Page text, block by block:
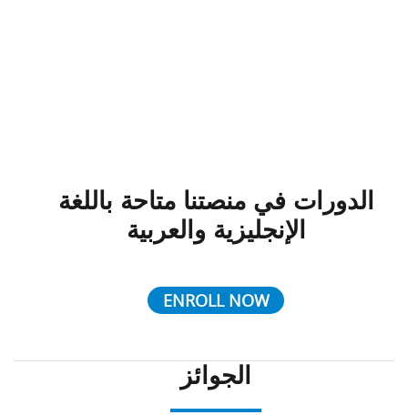
الدورات في منصتنا متاحة باللغة
الإنجليزية والعربية
ENROLL NOW
الجوائز